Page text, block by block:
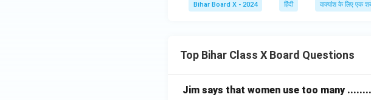
Bihar Board X - 2024 हिंदी वाक्यांश के लिए एक
Top Bihar Class X Board Questions
Jim says that women use too many